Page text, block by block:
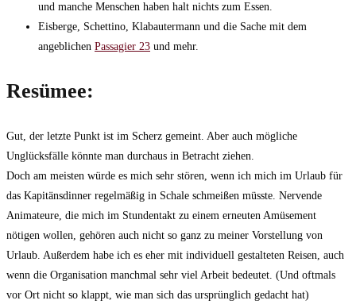
und manche Menschen haben halt nichts zum Essen.
Eisberge, Schettino, Klabautermann und die Sache mit dem
angeblichen Passagier 23 und mehr.
Resümee:
Gut, der letzte Punkt ist im Scherz gemeint. Aber auch mögliche
Unglücksfälle könnte man durchaus in Betracht ziehen.
Doch am meisten würde es mich sehr stören, wenn ich mich im Urlaub für
das Kapitänsdinner regelmäßig in Schale schmeißen müsste. Nervende
Animateure, die mich im Stundentakt zu einem erneuten Amüsement
nötigen wollen, gehören auch nicht so ganz zu meiner Vorstellung von
Urlaub. Außerdem habe ich es eher mit individuell gestalteten Reisen, auch
wenn die Organisation manchmal sehr viel Arbeit bedeutet. (Und oftmals
vor Ort nicht so klappt, wie man sich das ursprünglich gedacht hat)